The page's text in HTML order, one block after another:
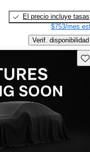
El precio incluye tasas
$753/mes
Verif. disponibilidad